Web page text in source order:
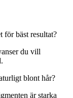
för bäst resultat?
du vill
blont hår?
är starka